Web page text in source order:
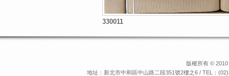
330011
版權所有 ©
地址：新北市中和區中山路二段351號2樓之6 / TEL：